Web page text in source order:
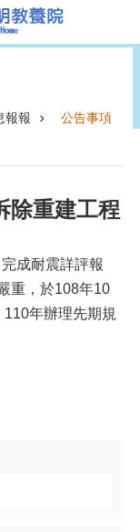
報報 公告事項
除重建工程
成耐震詳評報
重，於108年10
年辦理先期規